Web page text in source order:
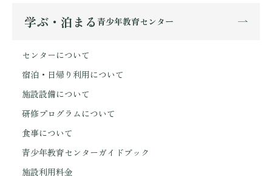
学ぶ・泊まる 青少年教育センター
センターについて
宿泊・日帰り利用について
施設設備について
研修プログラムについて
食事について
青少年教育センターガイドブック
施設利用料金